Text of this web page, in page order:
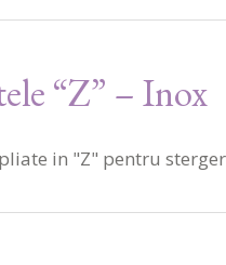
“Z” – Inox
in "Z" pentru